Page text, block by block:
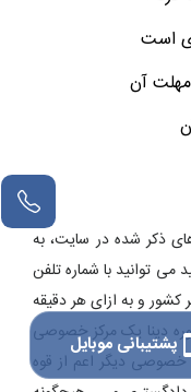
است
آن
ذکر شده در سایت، به
می توانید با شماره تلفن
کشور و به ازای هر دقیقه
دینا یک مرکز خصوصی
خصوصی دیگر اعم از قوه
پشتیبانی موبایل